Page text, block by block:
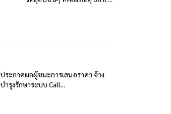
ประกาศผลผู้ชนะการเสนอราคา จ้าง
บำรุงรักษาระบบ Call...